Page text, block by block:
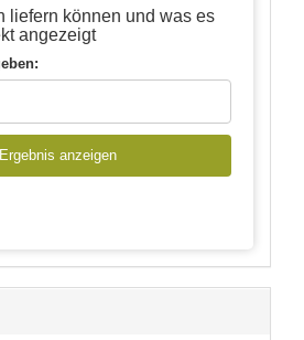
liefern können und was es
angezeigt
Ergebnis anzeigen